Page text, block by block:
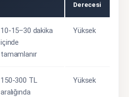
Derecesi
10-15–30 dakika
içinde
tamamlanır
Yüksek
150-300 TL
aralığında
Yüksek